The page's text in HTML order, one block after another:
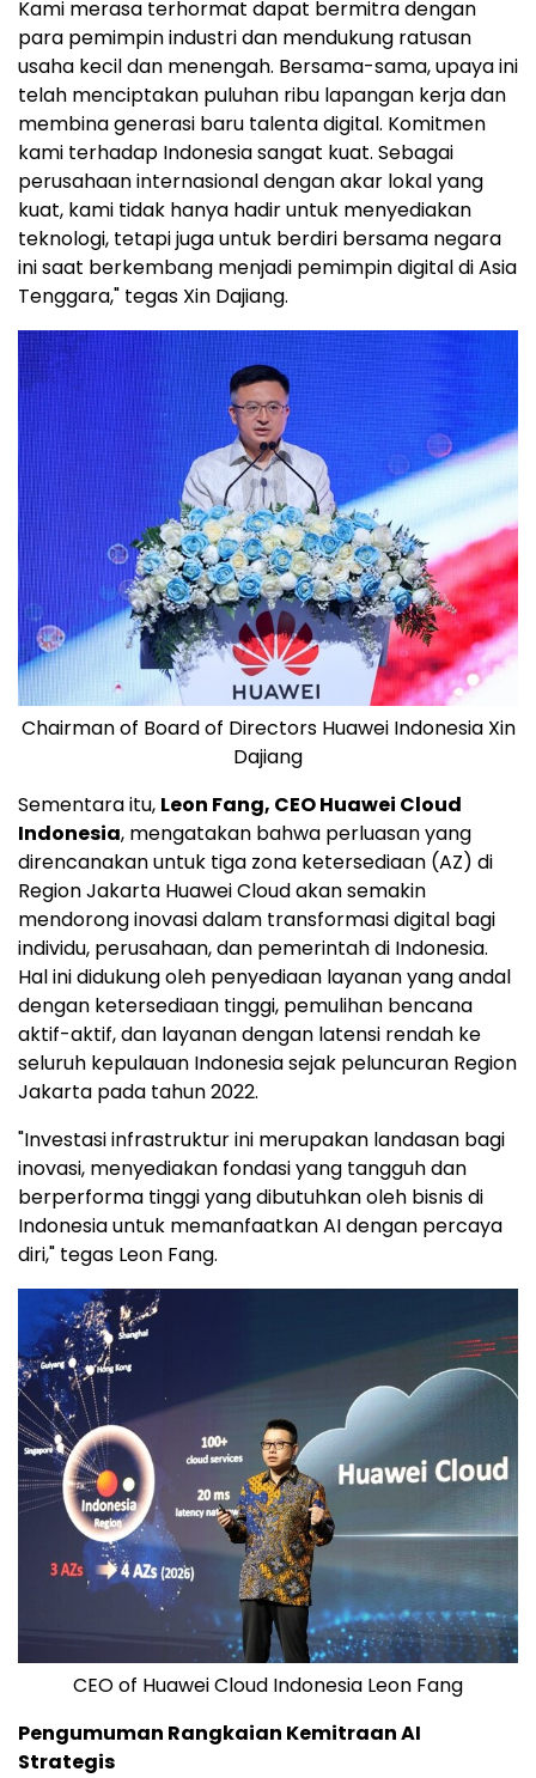
Kami merasa terhormat dapat bermitra dengan
para pemimpin industri dan mendukung ratusan
usaha kecil dan menengah. Bersama-sama, upaya ini
telah menciptakan puluhan ribu lapangan kerja dan
membina generasi baru talenta digital. Komitmen
kami terhadap Indonesia sangat kuat. Sebagai
perusahaan internasional dengan akar lokal yang
kuat, kami tidak hanya hadir untuk menyediakan
teknologi, tetapi juga untuk berdiri bersama negara
ini saat berkembang menjadi pemimpin digital diAsia
Tenggara," tegas Xin Dajiang.
Chairman of Board of Directors Huawei Indonesia Xin
Dajiang
Sementara itu, Leon Fang, CEO Huawei Cloud
Indonesia, mengatakan bahwa perluasan yang
direncanakan untuk tiga zona ketersediaan (AZ) di
Region Jakarta Huawei Cloud akan semakin
mendorong inovasi dalam transformasi digital bagi
individu, perusahaan, dan pemerintah di Indonesia.
Hal ini didukung oleh penyediaan layanan yang andal
dengan ketersediaan tinggi, pemulihan bencana
aktif-aktif, dan layanan dengan latensi rendah ke
seluruh kepulauan Indonesia sejak peluncuran Region
Jakarta pada tahun 2022.
"Investasi infrastruktur ini merupakan landasan bagi
inovasi, menyediakan fondasi yang tangguh dan
berperforma tinggi yang dibutuhkan oleh bisnis di
Indonesia untuk memanfaatkan AI dengan percaya
diri," tegas Leon Fang.
CEO of Huawei Cloud Indonesia Leon Fang
Pengumuman Rangkaian Kemitraan AI
Strategis